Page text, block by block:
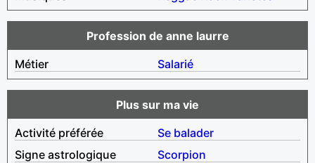
Profession de anne laurre
Métier
Salarié
Plus sur ma vie
Activité préférée
Se balader
Signe astrologique
Scorpion